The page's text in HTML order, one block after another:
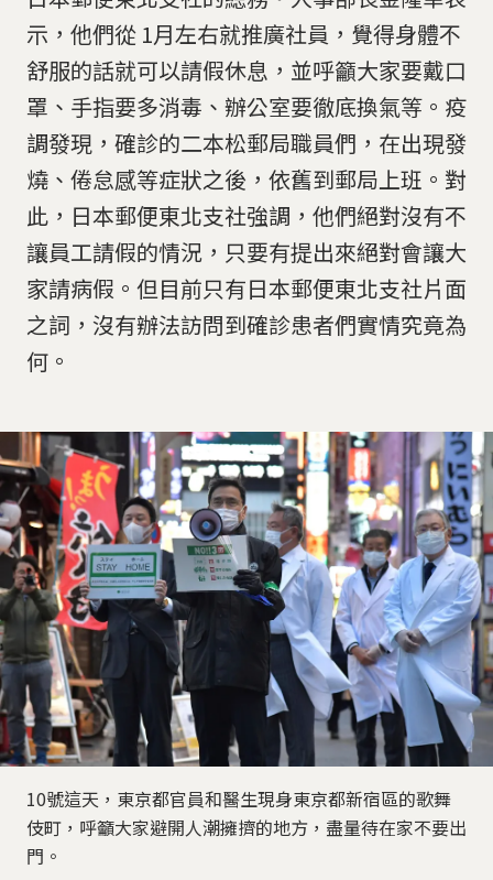
示，他們從 1月左右就推廣社員，覺得身體不
舒服的話就可以請假休息，並呼籲大家要戴口
罩、手指要多消毒、辦公室要徹底換氣等。疫
調發現，確診的二本松郵局職員們，在出現發
燒、倦怠感等症狀之後，依舊到郵局上班。對
此，日本郵便東北支社強調，他們絕對沒有不
讓員工請假的情況，只要有提出來絕對會讓大
家請病假。但目前只有日本郵便東北支社片面
之詞，沒有辦法訪問到確診患者們實情究竟為
何。
10號這天，東京都官員和醫生現身東京都新宿區的歌舞
伎町，呼籲大家避開人潮擁擠的地方，盡量待在家不要出
門。